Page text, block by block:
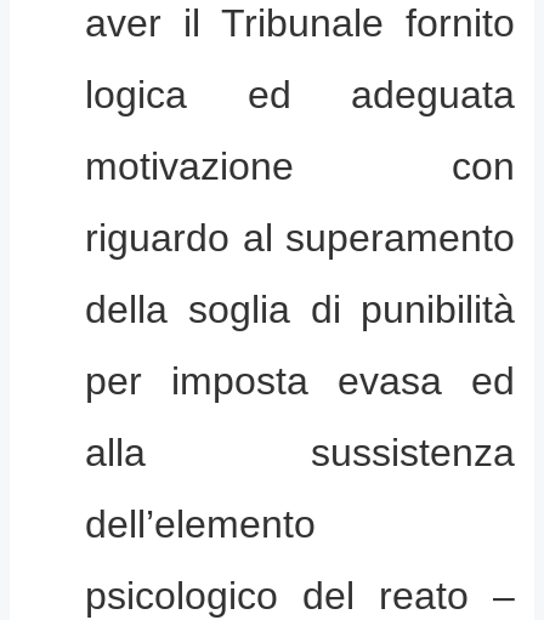
aver il Tribunale fornito
logica ed adeguata
motivazione con
riguardo al superamento
della soglia di punibilità
per imposta evasa ed
alla sussistenza
dell’elemento
psicologico del reato –